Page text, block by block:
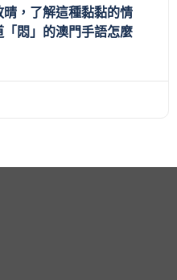
，了解這種黏黏的情
悶」的澳門手語怎麼